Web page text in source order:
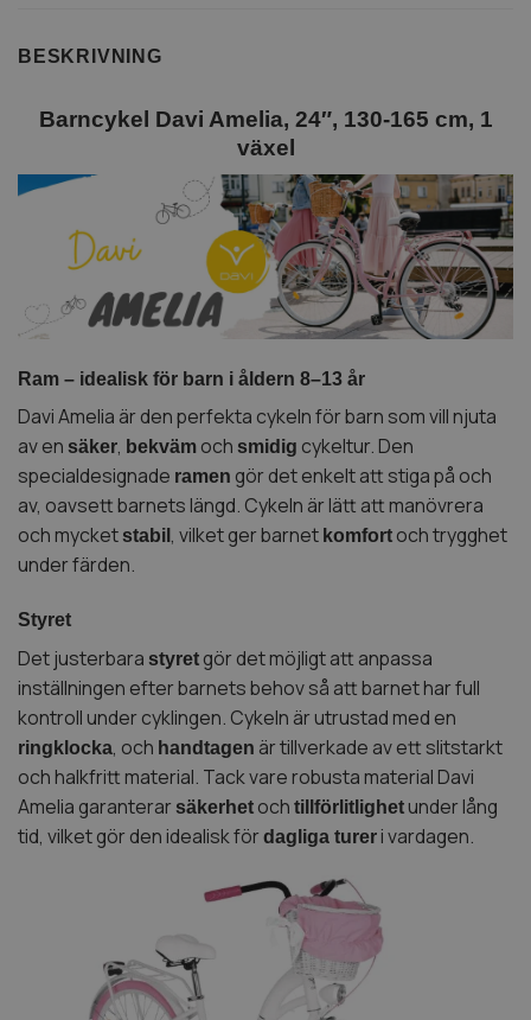
BESKRIVNING
Barncykel Davi Amelia, 24″, 130-165 cm, 1
växel
Ram – idealisk för barn i åldern 8–13 år
Davi Amelia är den perfekta cykeln för barn som vill njuta
av en säker, bekväm och smidig cykeltur. Den
specialdesignade ramen gör det enkelt att stiga på och
av, oavsett barnets längd. Cykeln är lätt att manövrera
och mycketstabil , vilket ger barnet komfort och trygghet
under färden.
Styret
Det justerbara styret gör det möjligt att anpassa
inställningen efter barnets behov så att barnet har full
kontroll under cyklingen. Cykeln är utrustad med en
ringklocka, och handtagen är tillverkade av ett slitstarkt
och halkfritt material. Tack vare robusta material Davi
Amelia garanterar säkerhet och tillförlitlighet under lång
tid, vilket gör den idealisk för dagliga turer i vardagen.